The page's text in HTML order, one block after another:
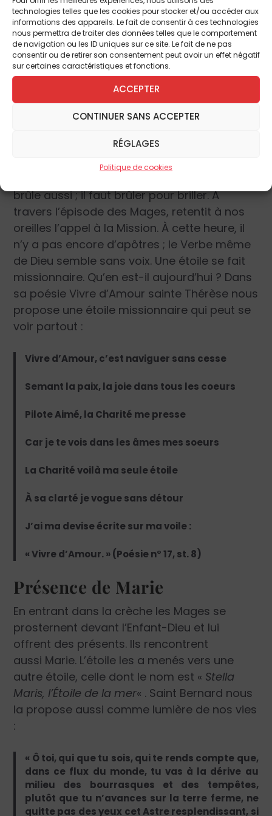
technologies telles que les cookies pour stocker et/ou accéder aux
informations des appareils. Le fait de consentir à ces technologies
nous permettra de traiter des données telles que le comportement
de navigation ou les ID uniques sur ce site. Le fait de ne pas
consentir ou de retirer son consentement peut avoir un effet négatif
sur certaines caractéristiques et fonctions.
ACCEPTER
CONTINUER SANS ACCEPTER
RÉGLAGES
Politique de cookies
multiples étoiles rencontrées sur les routes
de la vie : étoile de Dieu, étoile de nos
consciences, étoiles que sont nos proches,
nos amis, nos frères… Suivre ou ne pas suivre
l’étoile ? Prendre la route ou rester sur place
? La question demeure actuelle. Une
seconde vient s’y associer. Le Seigneur, en
matériels pour guider les hommes.
Accepterons-nous d’être étoiles pour les
brûle aussi ; il faut brûler pour briller. À
travers l’épisode des Mages, retentit à nos
oreilles l’appel à la Mission. À cette heure, il
n’y a pas encore d’apôtres ; le Verbe même
de Dieu semble sans voix. Une étoile se fait
missionnaire. Qu’en est-il aujourd’hui ? Dans
sa poésie Vivre d’Amour sainte Thérèse nous
propose une étoile missionnaire qui peut se
voir partout :
Vivre d’Amour, c’est naviguer sans cesse
Semant la paix, la joie dans tous les coeurs
Pilote Aimé, la Charité me presse
Car je te vois dans les âmes mes soeurs
La Charité voilà ma seule étoile
À sa clarté je vogue sans détour
J’ai ma devise écrite sur ma voile :
« Vivre d’Amour. » (Poésie n° 17, st. 8)
Présence de Marie
En entrant dans la crèche les Mages se
prosternent devant l’Enfant-Dieu et lui
offrent des présents. Ils rencontrent
aussi Marie. L’étoile les a menés vers une
autre étoile, celle dont le nom est « Stella
Maris, l’Étoile de la mer« . Saint Bernard nous
la propose aussi comme lumière de nos vies
:
« Ô toi, qui que tu sois, qui te rends compte que,
dans ce flux du monde, tu vas à la dérive au
milieu des bourrasques et des tempêtes,
plutôt que tu n’avances sur la terre ferme, ne
quitte pas des yeux cet Astre resplendissant, si